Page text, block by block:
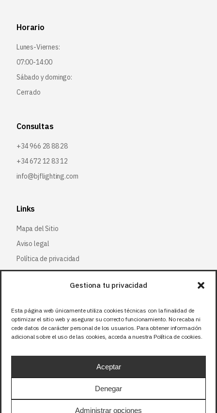
Gestiona tu privacidad
Esta página web únicamente utiliza cookies técnicas con la finalidad de
optimizar el sitio web y asegurar su correcto funcionamiento. No recaba ni
cede datos de carácter personal de los usuarios. Para obtener información
adicional sobre el uso de las cookies, acceda a nuestra Política de cookies.
Aceptar
Denegar
Administrar opciones
Horario
Lunes-Viernes:
07:00-14:00
Sábado y domingo:
Cerrado
Consultas
+34 966 28 88 28
+34 672 12 83 12
info@bjflighting.com
Links
Mapa del Sitio
Aviso legal
Política de privacidad
Política de cookies
Síguenos
Facebook
X (Twitter)
Instagram
Precios sin IVA (21%). Tasa RAEE incluida en